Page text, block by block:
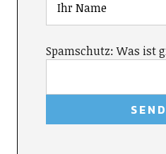
Spamschutz: Was ist